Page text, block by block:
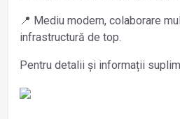
📍 Mediu modern, colaborare
infrastructură de top.
Pentru detalii și informații